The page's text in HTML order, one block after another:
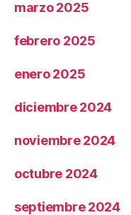
marzo 2025
febrero 2025
enero 2025
diciembre 2024
noviembre 2024
octubre 2024
septiembre 2024